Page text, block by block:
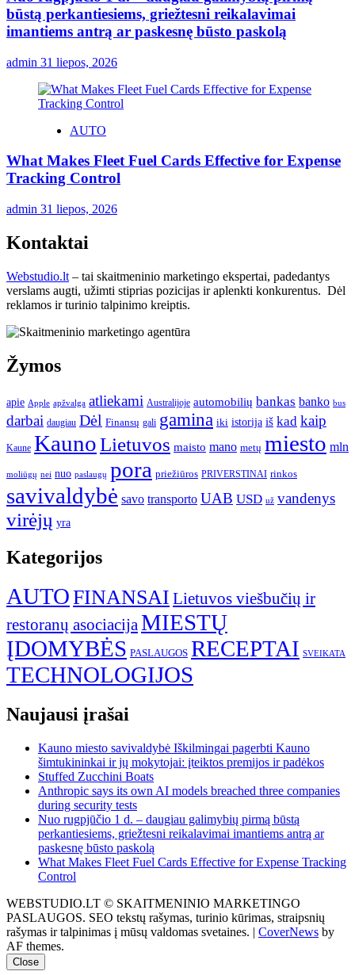
būstą perkantiesiems, griežtesni reikalavimai
imantiems antrą ar paskesnę būsto paskolą
admin 31 liepos, 2026
AUTO
What Makes Fleet Fuel Cards Effective for Expense
Tracking Control
admin 31 liepos, 2026
Kontaktai
Webstudio.lt – tai skaitmeninio marketingo ekspertai, padedantys
verslams augti, užimti stiprias pozicijas ir aplenkti konkurentus. Dėl
reklamos ir turinio talpinimo kreiptis.
Žymos
apie Apple apžvalga atliekami Australijoje automobilių bankas banko bus
darbai daugiau Dėl Finansų gali gamina iki istorija iš kad kaip
Kaune KaunoLietuvos maisto mano metų miesto mln
moliūgų nei nuo paslaugų pora priežiūros PRIVERSTINAI rinkos
savivaldybė savo transporto UAB USD už vandenys
virėjų yra
Kategorijos
AUTOFINANSAI Lietuvos viešbučių ir
restoranų asociacijaMIESTŲ
ĮDOMYBĖS PASLAUGOS RECEPTAI SVEIKATA
TECHNOLOGIJOS
Naujausi įrašai
Kauno miesto savivaldybė Iškilmingai pagerbti Kauno
šimtukininkai ir jų mokytojai: įteiktos premijos ir padėkos
Stuffed Zucchini Boats
Anthropic says its own AI models breached three companies
during security tests
Nuo rugpjūčio 1 d. – daugiau galimybių pirmą būstą
perkantiesiems, griežtesni reikalavimai imantiems antrą ar
paskesnę būsto paskolą
What Makes Fleet Fuel Cards Effective for Expense Tracking
Control
WEBSTUDIO.LT © SKAITMENINIO MARKETINGO
PASLAUGOS. SEO tekstų rašymas, turinio kūrimas, straipsnių
rašymas ir talpinimas į mūsų valdomas svetaines. | CoverNews by
AF themes.
Close